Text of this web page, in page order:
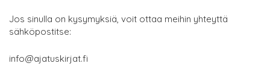
Jos sinulla on kysymyksiä, voit ottaa meihin yhteyttä
sähköpostitse:
info@ajatuskirjat.fi